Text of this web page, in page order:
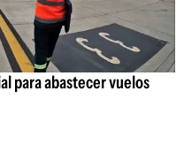
para abastecer vuelos